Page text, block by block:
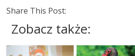
Share This Post:
Zobacz także: